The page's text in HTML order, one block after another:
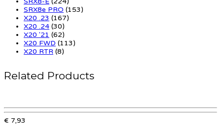
SRX8e PRO (153)
X20 .23 (167)
X20 .24 (30)
X20 '21 (62)
X20 FWD (113)
X20 RTR (8)
Related Products
€ 7,93